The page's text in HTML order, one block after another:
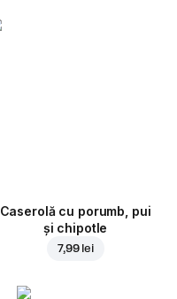
Caserolă cu porumb, pui
și chipotle
7,99 lei